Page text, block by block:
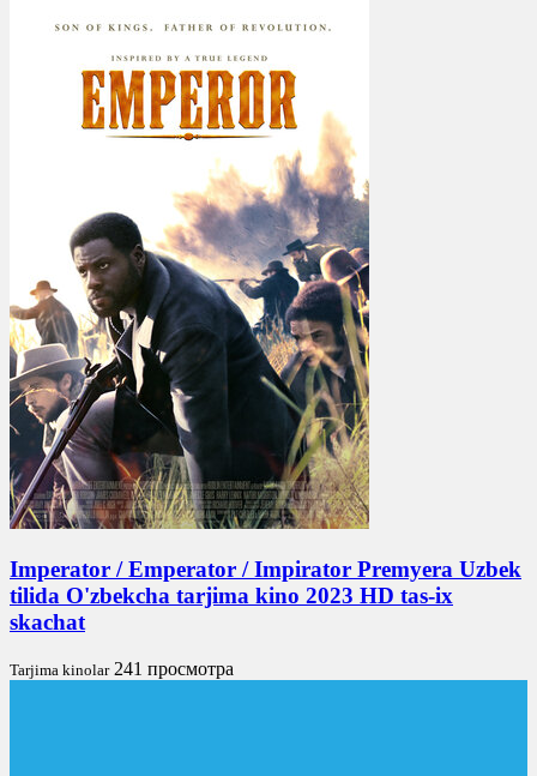
Imperator / Emperator / Impirator Premyera Uzbek
tilida O'zbekcha tarjima kino 2023 HD tas-ix
skachat
Tarjima kinolar 241 просмотра